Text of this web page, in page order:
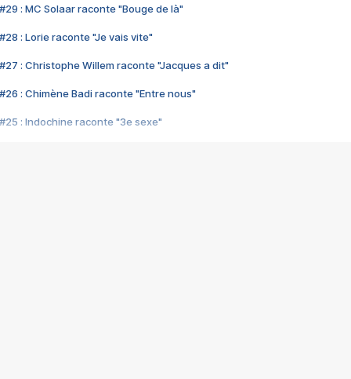
#29 : MC Solaar raconte "Bouge de là"
#28 : Lorie raconte "Je vais vite"
#27 : Christophe Willem raconte "Jacques a dit"
#26 : Chimène Badi raconte "Entre nous"
#25 : Indochine raconte "3e sexe"